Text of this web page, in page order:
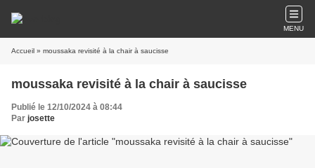
MENU
Accueil » moussaka revisité à la chair à saucisse
moussaka revisité à la chair à saucisse
Publié le 12/10/2024 à 08:44
Par josette